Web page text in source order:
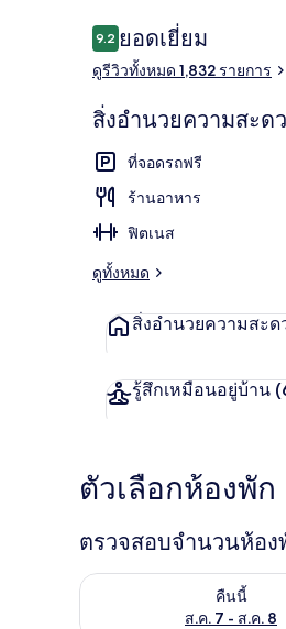
รีวิว
9.29.2 จาก 10
ยอดเยี่ยม
ดูรีวิวทั้งหมด 1,832 รายการ
สิ่งอำนวยความสะด
ที่จอดรถฟรี
ร้านอาหาร
ฟิตเนส
ดูทั้งหมด
สิ่งอำนวยความสะด
รู้สึกเหมือนอยู่บ้าน
ตัวเลือกห้องพัก
ตรวจสอบจำนวนห้อง
คืนนี้
ส.ค. 7 - ส.ค. 8
ตรวจสอบจำนวนห้องพักว่า